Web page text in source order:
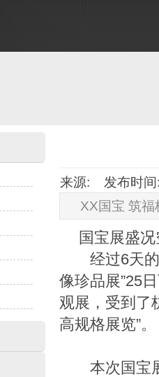
来源: 发布时
XX国宝 筑福
国宝展盛
经过6天的
像珍品展”25
观展，受到了
高规格展览”。
本次国宝展